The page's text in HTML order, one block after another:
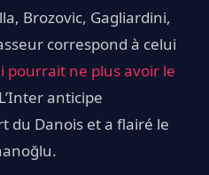
Brozovic, Gagliardini,
correspond à celui
pourrait ne plus avoir le
anticipe
du Danois et a flairé le